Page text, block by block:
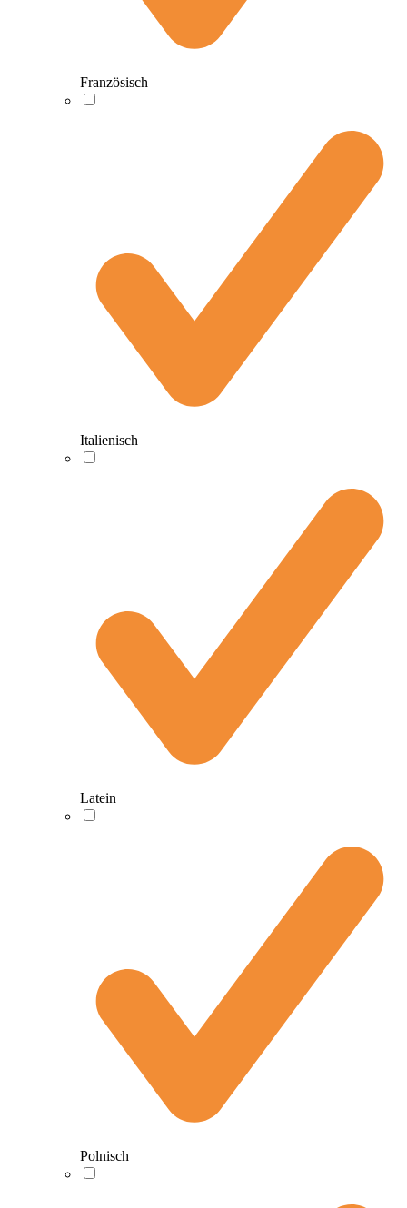
Französisch
Italienisch
Latein
Polnisch